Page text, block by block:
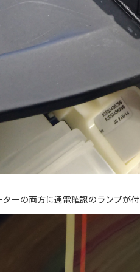
ターの両方に通電確認のランプが